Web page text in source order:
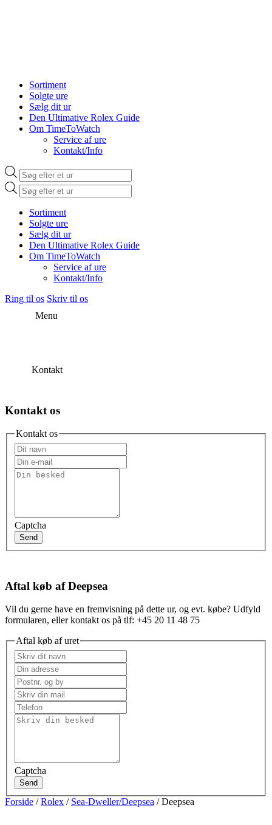
Sortiment
Solgte ure
Sælg dit ur
Den Ultimative Rolex Guide
Om TimeToWatch
Service af ure
Kontakt/Info
Products
search
Products
search
Sortiment
Solgte ure
Sælg dit ur
Den Ultimative Rolex Guide
Om TimeToWatch
Service af ure
Kontakt/Info
Ring til os Skriv til os
Menu
Kontakt
Kontakt os
Kontakt os
Captcha
Send
Aftal køb af Deepsea
Vil du gerne have en fremvisning på dette ur, og evt. købe? Udfyld
formularen, eller kontakt os på tlf: +45 20 11 48 75
Aftal køb af uret
Captcha
Send
Forside /Rolex / Sea-Dweller/Deepsea / Deepsea